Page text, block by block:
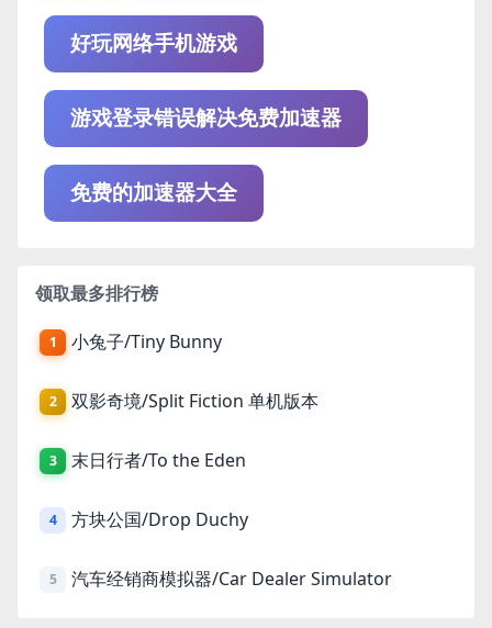
好玩网络手机游戏
游戏登录错误解决免费加速器
免费的加速器大全
领取最多排行榜
1 小兔子/Tiny Bunny
2 双影奇境/Split Fiction 单机版本
3 末日行者/To the Eden
4 方块公国/Drop Duchy
5 汽车经销商模拟器/Car Dealer Simulator